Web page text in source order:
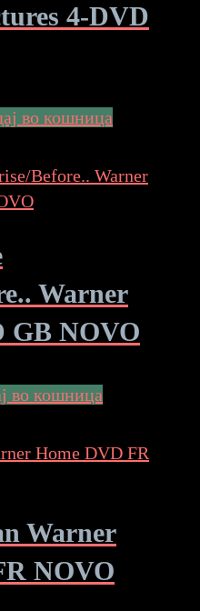
4-DVD
во кошница
Warner
GB NOVO
во кошница
Warner
NOVO